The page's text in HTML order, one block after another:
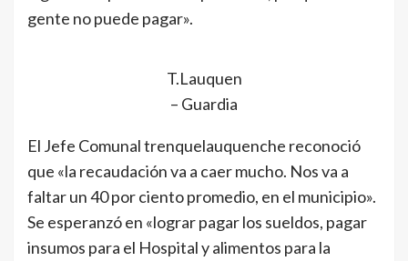
gente no puede pagar».
T.Lauquen
– Guardia
El Jefe Comunal trenquelauquenche reconoció
que «la recaudación va a caer mucho. Nos va a
faltar un 40 por ciento promedio, en el municipio».
Se esperanzó en «lograr pagar los sueldos, pagar
insumos para el Hospital y alimentos para la